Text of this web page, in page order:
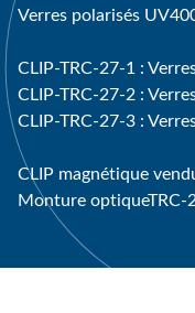
Verres polarisés
CLIP-TRC-27-1 :
CLIP-TRC-27-2 :
CLIP-TRC-27-3 :
CLIP magnétique
Monture optiqueTRC-